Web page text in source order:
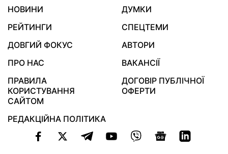
НОВИНИ
ДУМКИ
РЕЙТИНГИ
СПЕЦТЕМИ
ДОВГИЙ ФОКУС
АВТОРИ
ПРО НАС
ВАКАНСІЇ
ПРАВИЛА
КОРИСТУВАННЯ
САЙТОМ
ДОГОВІР ПУБЛІЧНОЇ
ОФЕРТИ
РЕДАКЦІЙНА ПОЛІТИКА